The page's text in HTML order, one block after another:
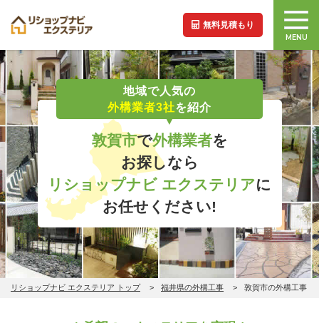
無料見積もり
MENU
地域で人気の
外構業者3社を紹介
敦賀市で外構業者を
お探しなら
リショップナビ エクステリアに
お任せください!
リショップナビ エクステリア トップ 福井県の外構工事 敦賀市の外構工事